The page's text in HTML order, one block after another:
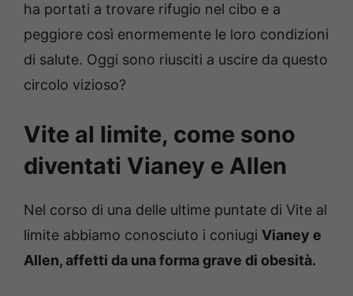
ha portati a trovare rifugio nel cibo e a
peggiore così enormemente le loro condizioni
di salute. Oggi sono riusciti a uscire da questo
circolo vizioso?
Vite al limite, come sono
diventati Vianey e Allen
Nel corso di una delle ultime puntate di Vite al
limite abbiamo conosciuto i coniugi Vianey e
Allen, affetti da una forma grave di obesità.